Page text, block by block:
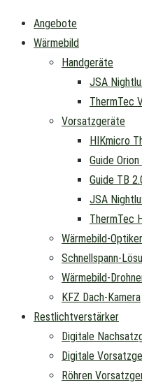
Angebote
Wärmebild
Handgeräte
JSA
ThermTec
Vorsatzgeräte
HIKmicro
Guide
Guide TB
JSA
ThermTec
Wärmebild-
Schnellspann-
Wärmebild-
KFZ Dach-Kamera
Restlichtverstärker
Digitale
Digitale
Röhren